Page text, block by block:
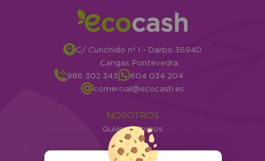
C/ Cunchido nº 1 - Darbo 36940
Cangas Pontevedra
986 302 343
604 034 204
comercial@ecocash.es
NOSOTROS
Quiénes somos
Info